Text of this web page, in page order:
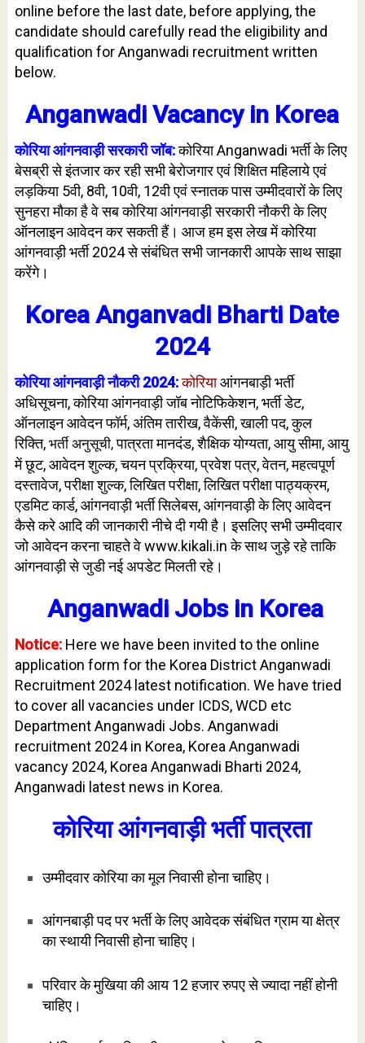
online before the last date, before applying, the
candidate should carefully read the eligibility and
qualification for Anganwadi recruitment written
below.
Anganwadi Vacancy in Korea
कोरिया आंगनवाड़ी सरकारी जॉब:कोरिया Anganwadi भर्ती के लिए
बेसब्री से इंतजार कर रही सभी बेरोजगार एवं शिक्षित महिलाये एवं
लड़किया 5वी, 8वी, 10वी, 12वी एवं स्नातक पास उम्मीदवारों के लिए
सुनहरा मौका है वे सब कोरिया आंगनवाड़ी सरकारी नौकरी के लिए
ऑनलाइन आवेदन कर सकती हैं। आज हम इस लेख में कोरिया
आंगनवाड़ी भर्ती 2024 से संबंधित सभी जानकारी आपके साथ साझा
करेंगे।
Korea Anganvadi Bharti Date
2024
कोरिया आंगनवाड़ी नौकरी 2024:कोरियाआंगनबाड़ी भर्ती
अधिसूचना, कोरिया आंगनवाड़ी जॉब नोटिफिकेशन, भर्ती डेट,
ऑनलाइन आवेदन फॉर्म, अंतिम तारीख, वैकेंसी, खाली पद, कुल
रिक्ति, भर्ती अनुसूची,पात्रता मानदंड, शैक्षिक योग्यता,आयु सीमा, आयु
में छूट, आवेदन शुल्क, चयन प्रक्रिया,प्रवेश पत्र, वेतन, महत्वपूर्ण
दस्तावेज,परीक्षा शुल्क,लिखित परीक्षा,लिखित परीक्षा पाठ्यक्रम,
एडमिट कार्ड,आंगनवाड़ी भर्ती सिलेबस, आंगनवाड़ी के लिए आवेदन
कैसे करे आदि की जानकारी नीचे दी गयी है। इसलिए सभी उम्मीदवार
जो आवेदन करना चाहते वे www.kikali.in के साथ जुड़े रहे ताकि
आंगनवाड़ी से जुडी नई अपडेट मिलती रहे।
Anganwadi Jobs in Korea
Notice: Here we have been invited to the online
application form for the Korea District Anganwadi
Recruitment 2024 latest notification. We have tried
to cover all vacancies under ICDS, WCD etc
Department Anganwadi Jobs. Anganwadi
recruitment 2024 in Korea, Korea Anganwadi
vacancy 2024, Korea Anganwadi Bharti 2024,
Anganwadi latest news in Korea.
कोरिया आंगनवाड़ी भर्ती पात्रता
उम्मीदवार कोरिया का मूल निवासी होना चाहिए।
आंगनबाड़ी पद पर भर्ती के लिए आवेदक संबंधित ग्राम या क्षेत्र
का स्थायी निवासी होना चाहिए।
परिवार के मुखिया की आय 12 हजार रुपए से ज्यादा नहीं होनी
चाहिए।